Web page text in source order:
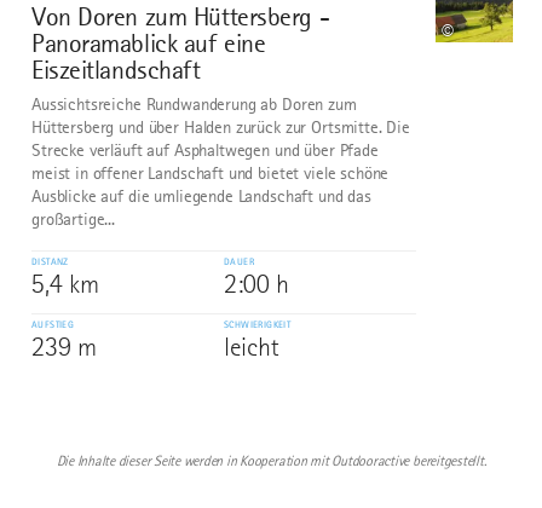
10
Von Doren zum Hüttersberg -
Panoramablick auf eine
Eiszeitlandschaft
©
Aussichtsreiche Rundwanderung ab Doren zum
Hüttersberg und über Halden zurück zur Ortsmitte. Die
Strecke verläuft auf Asphaltwegen und über Pfade
meist in offener Landschaft und bietet viele schöne
Ausblicke auf die umliegende Landschaft und das
großartige...
DISTANZ
5,4 km
DAUER
2:00 h
AUFSTIEG
239 m
SCHWIERIGKEIT
leicht
Die Inhalte dieser Seite werden in Kooperation mit Outdooractive bereitgestellt.